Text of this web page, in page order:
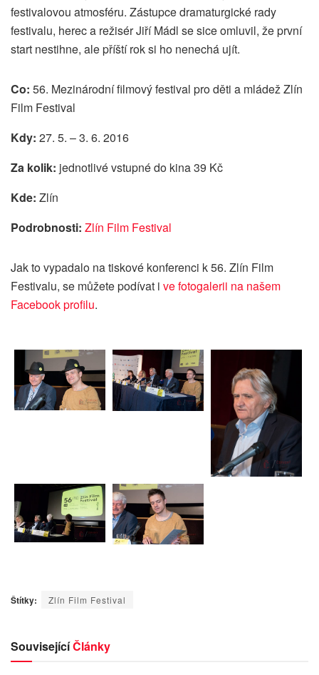
festivalovou atmosféru. Zástupce dramaturgické rady
festivalu, herec a režisér Jiří Mádl se sice omluvil, že první
start nestihne, ale příští rok si ho nenechá ujít.
Co: 56. Mezinárodní filmový festival pro děti a mládež Zlín
Film Festival
Kdy: 27. 5. – 3. 6. 2016
Za kolik: jednotlivé vstupné do kina 39 Kč
Kde: Zlín
Podrobnosti: Zlín Film Festival
Jak to vypadalo na tiskové konferenci k 56. Zlín Film
Festivalu, se můžete podívat i ve fotogalerii na našem
Facebook profilu.
Štítky: Zlín Film Festival
SouvisejícíČlánky